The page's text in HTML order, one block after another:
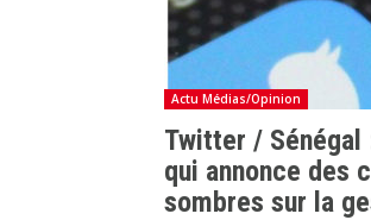
Actu Médias/Opinion
Twitter / Sénégal
qui annonce des
sombres sur la